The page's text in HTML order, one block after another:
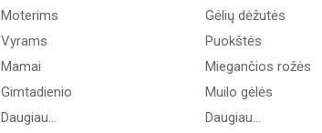
Moterims
Vyrams
Mamai
Gimtadienio
Daugiau...
Gėlių dėžutės
Puokštės
Miegančios rožės
Muilo gėlės
Daugiau...